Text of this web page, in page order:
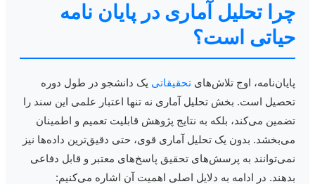
تحلیل آماری در پایان نامه
است؟
اوج تلاش‌های تحقیقاتییک دانشجو در طول دوره
است. بخش تحلیل آماری نه تنها اعتبار علمی این سند را
می‌کند، بلکه به نتایج پژوهش قابلیت تعمیم و اطمینان
بدون یک تحلیل آماری قوی، حتی دقیق‌ترین داده‌ها نیز
به پرسش‌های تحقیق پاسخ‌های معتبر و قابل دفاعی
در ادامه به دلایل اصلی اهمیت آن اشاره می‌کنیم: